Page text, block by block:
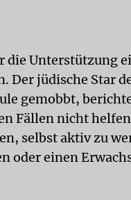
die Unterstützung
Der jüdische Star
gemobbt,
Fällen nicht
selbst aktiv zu
oder einen